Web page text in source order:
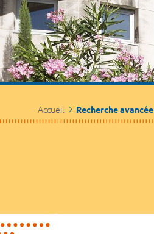
Accueil Recherche avancée